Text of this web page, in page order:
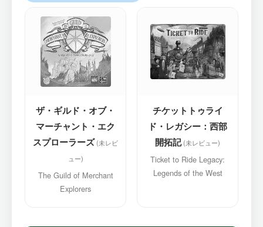
ザ・ギルド・オブ・
マーチャント・エク
スプローラーズ
The Guild of Merchant
Explorers
チケットトゥライ
ド・レガシー：西部
開拓記
Ticket to Ride Legacy:
Legends of the West